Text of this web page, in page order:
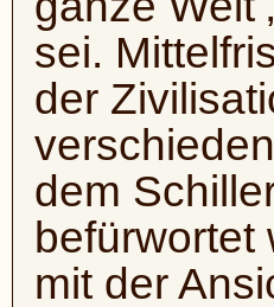
sei.
der
dem
mit der